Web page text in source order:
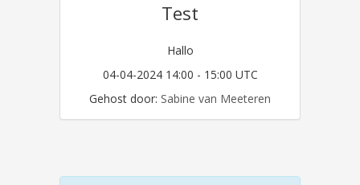
Test
Hallo
04-04-2024 14:00 - 15:00 UTC
Gehost door: Sabine van Meeteren